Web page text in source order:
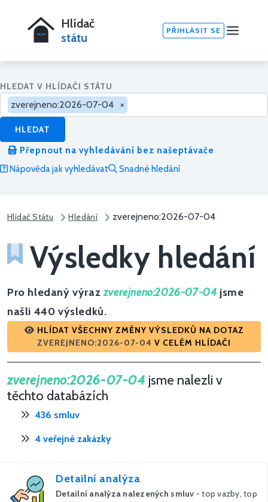
Hlídač
státu
PŘIHLÁSIT SE
HLEDAT V HLÍDAČI STÁTU
zverejneno:2026-07-04 ×
HLEDAT
Přepnout na vyhledávání bez našeptávače
Nápověda jak vyhledávat
Snadné hledání
Hlídač Státu Hledání zverejneno:2026-07-04
Výsledky hledání
Pro hledaný výrazzverejneno:2026-07-04 jsme
našli 440 výsledků.
HLÍDAT VŠECHNY ZMĚNY VÝSLEDKŮ NA DOTAZ
ZVEREJNENO:2026-07-04 V CELÉM HLÍDAČI
zverejneno:2026-07-04 jsme nalezli v
těchto databázích
436 smluv
4 veřejné zakázky
Detailní analýza
Detailní analýza nalezených smluv - top vazby, top